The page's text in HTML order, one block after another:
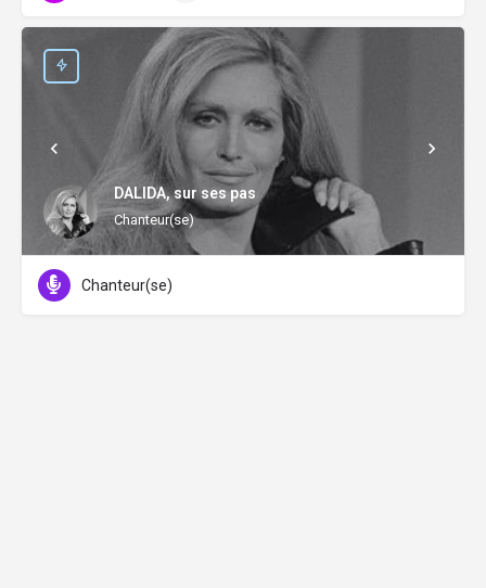
DALIDA, sur ses pas
Chanteur(se)
Chanteur(se)